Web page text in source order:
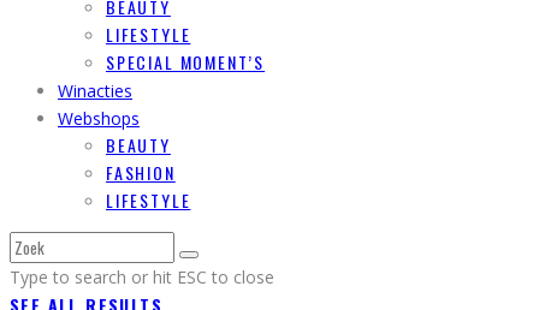
BEAUTY
LIFESTYLE
SPECIAL MOMENT’S
Winacties
Webshops
BEAUTY
FASHION
LIFESTYLE
Type to search or hit ESC to close
SEE ALL RESULTS